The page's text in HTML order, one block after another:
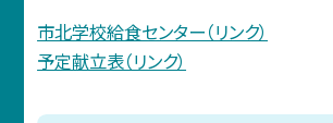
市北学校給食センター（リンク）
予定献立表（リンク）